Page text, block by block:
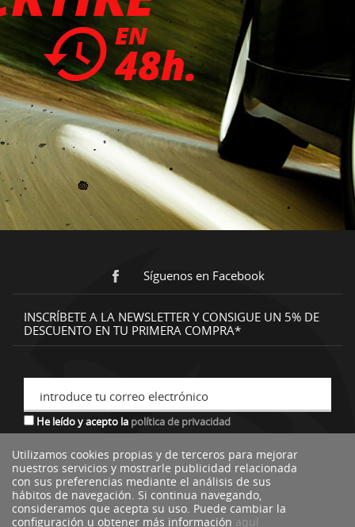
Síguenos en Facebook
INSCRÍBETE A LA NEWSLETTER Y CONSIGUE UN 5% DE
DESCUENTO EN TU PRIMERA COMPRA*
introduce tu correo electrónico
He leído y acepto la política de privacidad
*descuento no acumulable a otras ofertas o promociones.
Utilizamos cookies propias y de terceros para mejorar
nuestros servicios y mostrarle publicidad relacionada
con sus preferencias mediante el análisis de sus
hábitos de navegación. Si continua navegando,
consideramos que acepta su uso. Puede cambiar la
configuración u obtener más información aquí